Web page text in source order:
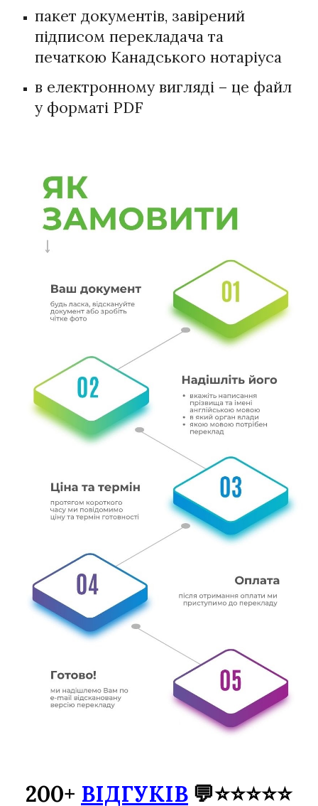
пакет документів, завірений
підписом перекладача та
печаткою Канадського нотаріуса
в електронному вигляді – це файл
у форматі PDF
200+ ВІДГУКІВ 💬⭐⭐⭐⭐⭐